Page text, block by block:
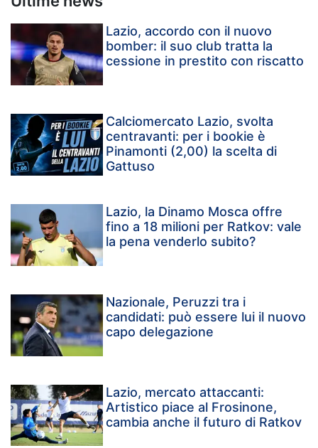
Lazio, accordo con il nuovo
bomber: il suo club tratta la
cessione in prestito con riscatto
Calciomercato Lazio, svolta
centravanti: per i bookie è
Pinamonti (2,00) la scelta di
Gattuso
Lazio, la Dinamo Mosca offre
fino a 18 milioni per Ratkov: vale
la pena venderlo subito?
Nazionale, Peruzzi tra i
candidati: può essere lui il nuovo
capo delegazione
Lazio, mercato attaccanti:
Artistico piace al Frosinone,
cambia anche il futuro di Ratkov